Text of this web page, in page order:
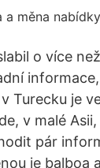
o více
Turecku je
v malé
pár
je balboa